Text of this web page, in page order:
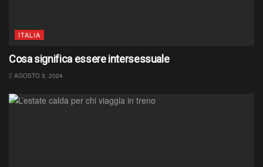
ITALIA
Cosa significa essere intersessuale
AGOSTO 3, 2024